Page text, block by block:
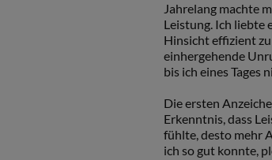
Jahrelang machte
Leistung. Ich liebte
Hinsicht effizient
einhergehende
bis ich eines Tages
Die ersten
Erkenntnis, dass
fühlte, desto mehr
ich so gut konnte,